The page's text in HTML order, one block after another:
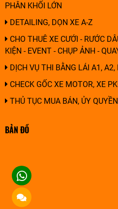
PHÂN KHỐI LỚN
DETAILING, DỌN XE A-Z
CHO THUÊ XE CƯỚI - RƯỚC
KIỆN - EVENT - CHỤP ẢNH -
DỊCH VỤ THI BẰNG LÁI A1, A2,
CHECK GỐC XE MOTOR, XE
THỦ TỤC MUA BÁN, ỦY
BẢN ĐỒ